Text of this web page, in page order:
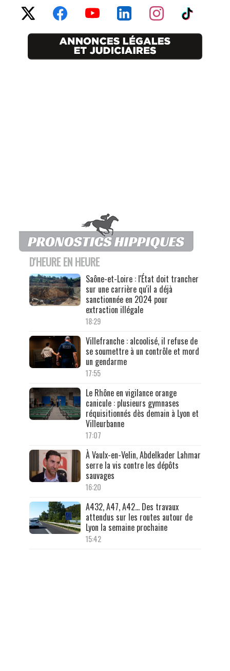
D'HEURE EN HEURE
Saône-et-Loire : l'État doit trancher
sur une carrière qu'il a déjà
sanctionnée en 2024 pour
extraction illégale
18:29
Villefranche : alcoolisé, il refuse de
se soumettre à un contrôle et mord
un gendarme
17:55
Le Rhône en vigilance orange
canicule : plusieurs gymnases
réquisitionnés dès demain à Lyon et
Villeurbanne
17:07
À Vaulx-en-Velin, Abdelkader Lahmar
serre la vis contre les dépôts
sauvages
16:20
A432, A47, A42… Des travaux
attendus sur les routes autour de
Lyon la semaine prochaine
15:42